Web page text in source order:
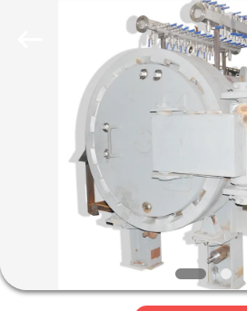
HAUSE
PRODUKTE
UNS